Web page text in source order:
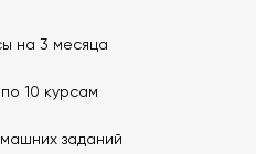
на 3 месяца
10 курсам
заданий